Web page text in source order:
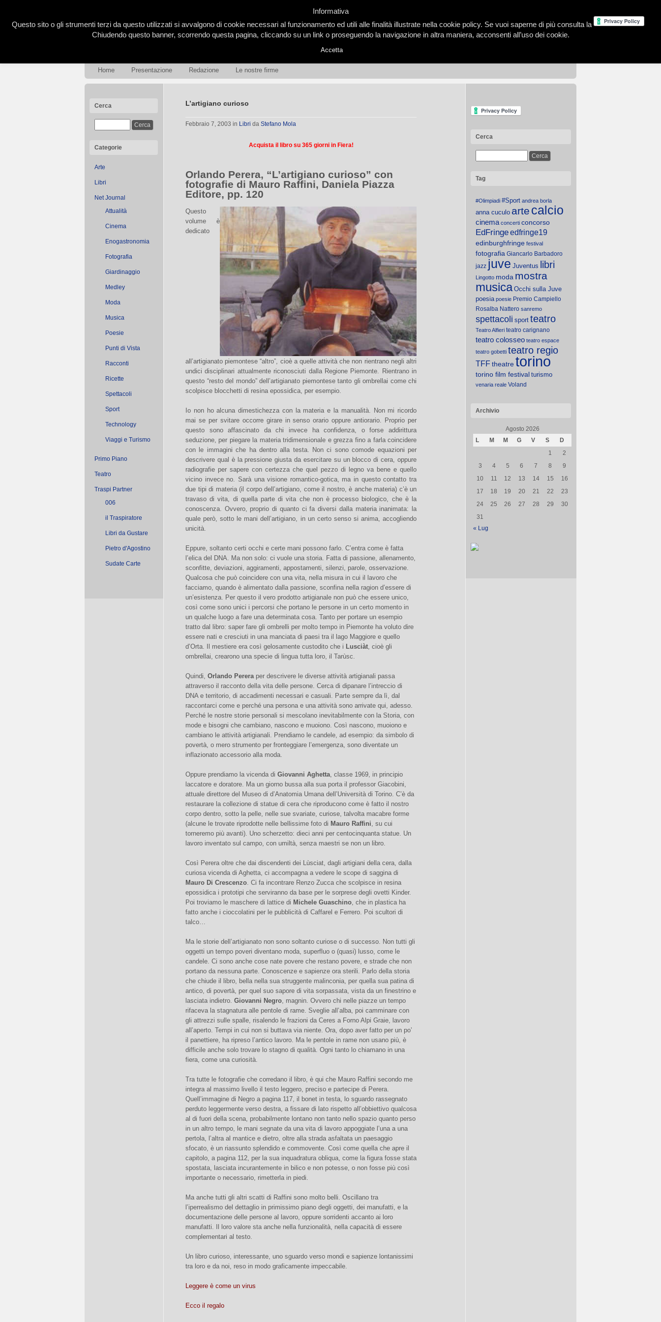
Home Presentazione Redazione Le nostre firme
Cerca
Categorie
Arte
Libri
Net Journal
Attualità
Cinema
Enogastronomia
Fotografia
Giardinaggio
Medley
Moda
Musica
Poesie
Punti di Vista
Racconti
Ricette
Spettacoli
Sport
Technology
Viaggi e Turismo
Primo Piano
Teatro
Traspi Partner
006
il Traspiratore
Libri da Gustare
Pietro d'Agostino
Sudate Carte
L’artigiano curioso
Febbraio 7, 2003 in Libri da Stefano Mola
Acquista il libro su 365 giorni in Fiera!
Orlando Perera, “L’artigiano curioso” con
fotografie di Mauro Raffini, Daniela Piazza
Editore, pp. 120
Questo
volume è
dedicato
all’artigianato piemontese “altro”, cioè a quelle attività che non rientrano negli altri
undici disciplinari attualmente riconosciuti dalla Regione Piemonte. Rientrano in
questo “resto del mondo” dell’artigianato piemontese tanto gli ombrellai come chi
scolpisce blocchetti di resina epossidica, per esempio.
Io non ho alcuna dimestichezza con la materia e la manualità. Non mi ricordo
mai se per svitare occorre girare in senso orario oppure antiorario. Proprio per
questo sono affascinato da chi invece ha confidenza, o forse addirittura
seduzione, per piegare la materia tridimensionale e grezza fino a farla coincidere
con le immagini che ha dentro alla testa. Non ci sono comode equazioni per
descrivere qual è la pressione giusta da esercitare su un blocco di cera, oppure
radiografie per sapere con certezza che quel pezzo di legno va bene e quello
vicino invece no. Sarà una visione romantico-gotica, ma in questo contatto tra
due tipi di materia (il corpo dell’artigiano, come il nostro, è anche materia) c’è un
travaso di vita, di quella parte di vita che non è processo biologico, che è la
conoscenza. Ovvero, proprio di quanto ci fa diversi dalla materia inanimata: la
quale però, sotto le mani dell’artigiano, in un certo senso si anima, accogliendo
unicità.
Eppure, soltanto certi occhi e certe mani possono farlo. C’entra come è fatta
l’elica del DNA. Ma non solo: ci vuole una storia. Fatta di passione, allenamento,
sconfitte, deviazioni, aggiramenti, appostamenti, silenzi, parole, osservazione.
Qualcosa che può coincidere con una vita, nella misura in cui il lavoro che
facciamo, quando è alimentato dalla passione, sconfina nella ragion d’essere di
un’esistenza. Per questo il vero prodotto artigianale non può che essere unico,
così come sono unici i percorsi che portano le persone in un certo momento in
un qualche luogo a fare una determinata cosa. Tanto per portare un esempio
tratto dal libro: saper fare gli ombrelli per molto tempo in Piemonte ha voluto dire
essere nati e cresciuti in una manciata di paesi tra il lago Maggiore e quello
d’Orta. Il mestiere era così gelosamente custodito che i Lusciàt, cioè gli
ombrellai, crearono una specie di lingua tutta loro, il Tarùsc.
Quindi, Orlando Pereraper descrivere le diverse attività artigianali passa
attraverso il racconto della vita delle persone. Cerca di dipanare l’intreccio di
DNA e territorio, di accadimenti necessari e casuali. Parte sempre da lì, dal
raccontarci come e perché una persona e una attività sono arrivate qui, adesso.
Perché le nostre storie personali si mescolano inevitabilmente con la Storia, con
mode e bisogni che cambiano, nascono e muoiono. Così nascono, muoiono e
cambiano le attività artigianali. Prendiamo le candele, ad esempio: da simbolo di
povertà, o mero strumento per fronteggiare l’emergenza, sono diventate un
inflazionato accessorio alla moda.
Oppure prendiamo la vicenda di Giovanni Aghetta, classe 1969, in principio
laccatore e doratore. Ma un giorno bussa alla sua porta il professor Giacobini,
attuale direttore del Museo di d’Anatomia Umana dell’Università di Torino. C’è da
restaurare la collezione di statue di cera che riproducono come è fatto il nostro
corpo dentro, sotto la pelle, nelle sue svariate, curiose, talvolta macabre forme
(alcune le trovate riprodotte nelle bellissime foto di Mauro Raffini, su cui
torneremo più avanti). Uno scherzetto: dieci anni per centocinquanta statue. Un
lavoro inventato sul campo, con umiltà, senza maestri se non un libro.
Così Perera oltre che dai discendenti dei Lùsciat, dagli artigiani della cera, dalla
curiosa vicenda di Aghetta, ci accompagna a vedere le scope di saggina di
Mauro Di Crescenzo. Ci fa incontrare Renzo Zucca che scolpisce in resina
epossidica i prototipi che serviranno da base per le sorprese degli ovetti Kinder.
Poi troviamo le maschere di lattice di Michele Guaschino, che in plastica ha
fatto anche i cioccolatini per le pubblicità di Caffarel e Ferrero. Poi scultori di
talco…
Ma le storie dell’artigianato non sono soltanto curiose o di successo. Non tutti gli
oggetti un tempo poveri diventano moda, superfluo o (quasi) lusso, come le
candele. Ci sono anche cose nate povere che restano povere, e strade che non
portano da nessuna parte. Conoscenze e sapienze ora sterili. Parlo della storia
che chiude il libro, bella nella sua struggente malinconia, per quella sua patina di
antico, di povertà, per quel suo sapore di vita sorpassata, vista da un finestrino e
lasciata indietro. Giovanni Negro, magnin. Ovvero chi nelle piazze un tempo
rifaceva la stagnatura alle pentole di rame. Sveglie all’alba, poi camminare con
gli attrezzi sulle spalle, risalendo le frazioni da Ceres a Forno Alpi Graie, lavoro
all’aperto. Tempi in cui non si buttava via niente. Ora, dopo aver fatto per un po’
il panettiere, ha ripreso l’antico lavoro. Ma le pentole in rame non usano più, è
difficile anche solo trovare lo stagno di qualità. Ogni tanto lo chiamano in una
fiera, come una curiosità.
Tra tutte le fotografie che corredano il libro, è qui che Mauro Raffini secondo me
integra al massimo livello il testo leggero, preciso e partecipe di Perera.
Quell’immagine di Negro a pagina 117, il bonet in testa, lo sguardo rassegnato
perduto leggermente verso destra, a fissare di lato rispetto all’obbiettivo qualcosa
al di fuori della scena, probabilmente lontano non tanto nello spazio quanto perso
in un altro tempo, le mani segnate da una vita di lavoro appoggiate l’una a una
pertola, l’altra al mantice e dietro, oltre alla strada asfaltata un paesaggio
sfocato, è un riassunto splendido e commovente. Così come quella che apre il
capitolo, a pagina 112, per la sua inquadratura obliqua, come la figura fosse stata
spostata, lasciata incurantemente in bilico e non potesse, o non fosse più così
importante o necessario, rimetterla in piedi.
Ma anche tutti gli altri scatti di Raffini sono molto belli. Oscillano tra
l’iperrealismo del dettaglio in primissimo piano degli oggetti, dei manufatti, e la
documentazione delle persone al lavoro, oppure sorridenti accanto ai loro
manufatti. Il loro valore sta anche nella funzionalità, nella capacità di essere
complementari al testo.
Un libro curioso, interessante, uno sguardo verso mondi e sapienze lontanissimi
tra loro e da noi, reso in modo graficamente impeccabile.
Leggere è come un virus
Ecco il regalo
Cerca
Tag
#Olimpiadi #Sport andrea borla
anna cuculo arte calcio
cinema concerti concorso
EdFringeedfringe19
edinburghfringe festival
fotografia Giancarlo Barbadoro
jazz juve Juventus libri
Lingotto moda mostra
musica Occhi sulla Juve
poesia poesie Premio Campiello
Rosalba Nattero sanremo
spettacoli sport teatro
Teatro Alfieri teatro carignano
teatro colosseo teatro espace
teatro gobetti teatro regio
TFFtheatretorino
torino film festival turismo
venaria reale Voland
Archivio
Agosto 2026
L
M M G V S
D
1
2
3
4 5 6 7 8
9
10
11 12 13 14 15
16
17
18 19 20 21 22
23
24
25 26 27 28 29
30
31
« Lug
Informativa
Questo sito o gli strumenti terzi da questo utilizzati si avvalgono di cookie necessari al funzionamento ed utili alle finalità illustrate nella cookie policy. Se vuoi saperne di più consulta la
Chiudendo questo banner, scorrendo questa pagina, cliccando su un link o proseguendo la navigazione in altra maniera, acconsenti all’uso dei cookie.
Accetta